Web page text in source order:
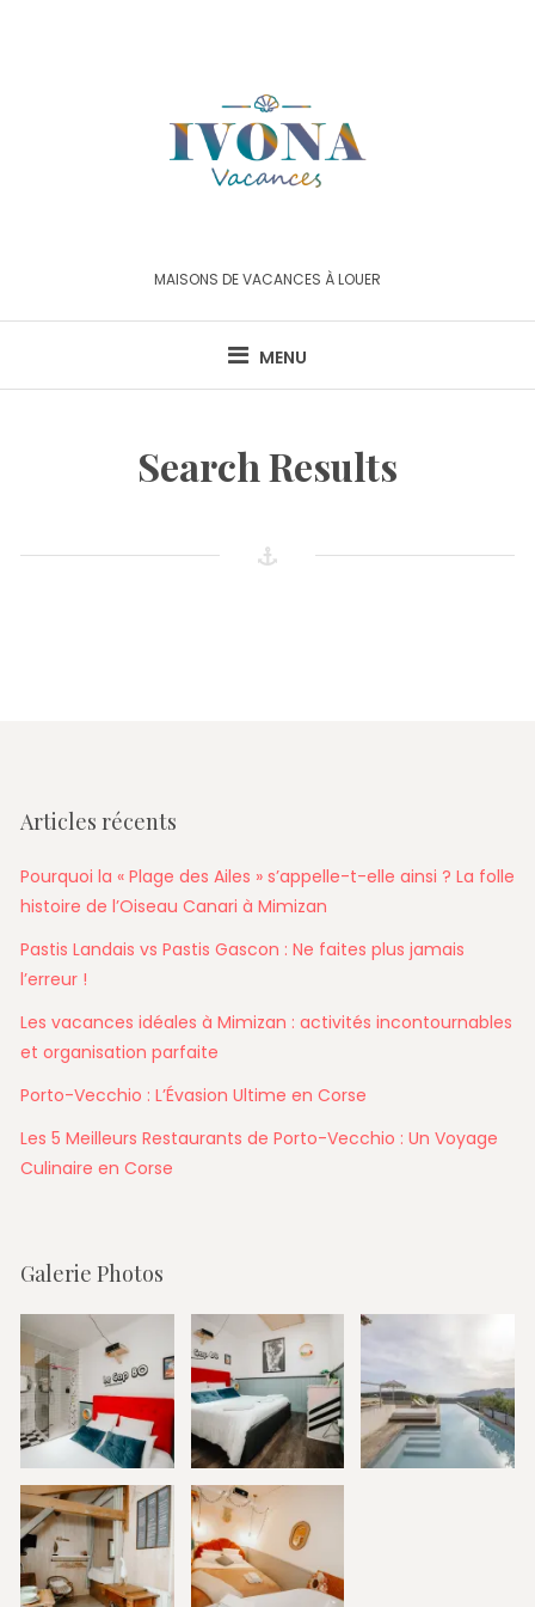
MAISONS DE VACANCES À LOUER
MENU
Search Results
Articles récents
Pourquoi la « Plage des Ailes » s’appelle-t-elle ainsi ? La folle
histoire de l’Oiseau Canari à Mimizan
Pastis Landais vs Pastis Gascon : Ne faites plus jamais
l’erreur !
Les vacances idéales à Mimizan : activités incontournables
et organisation parfaite
Porto-Vecchio : L’Évasion Ultime en Corse
Les 5 Meilleurs Restaurants de Porto-Vecchio : Un Voyage
Culinaire en Corse
Galerie Photos